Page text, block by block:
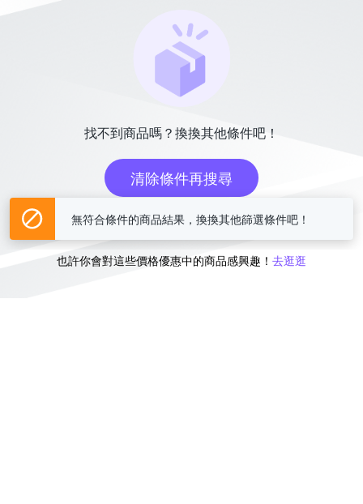
找不到商品嗎？換換其他條件吧！
清除條件再搜尋
或
也許你會對這些價格優惠中的商品感興趣！ 去逛逛
無符合條件的商品結果，換換其他篩選條件吧！